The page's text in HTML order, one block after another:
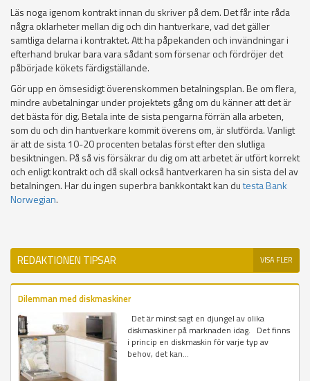
Läs noga igenom kontrakt innan du skriver på dem. Det får inte råda
några oklarheter mellan dig och din hantverkare, vad det gäller
samtliga delarna i kontraktet. Att ha påpekanden och invändningar i
efterhand brukar bara vara sådant som försenar och fördröjer det
påbörjade kökets färdigställande.
Gör upp en ömsesidigt överenskommen betalningsplan. Be om flera,
mindre avbetalningar under projektets gång om du känner att det är
det bästa för dig. Betala inte de sista pengarna förrän alla arbeten,
som du och din hantverkare kommit överens om, är slutförda. Vanligt
är att de sista 10-20 procenten betalas först efter den slutliga
besiktningen. På så vis försäkrar du dig om att arbetet är utfört korrekt
och enligt kontrakt och då skall också hantverkaren ha sin sista del av
betalningen. Har du ingen superbra bankkontakt kan dutesta Bank
Norwegian.
REDAKTIONEN TIPSAR VISA FLER
Dilemman med diskmaskiner
Det är minst sagt en djungel av olika
diskmaskiner på marknaden idag. Det finns
i princip en diskmaskin för varje typ av
behov, det kan...